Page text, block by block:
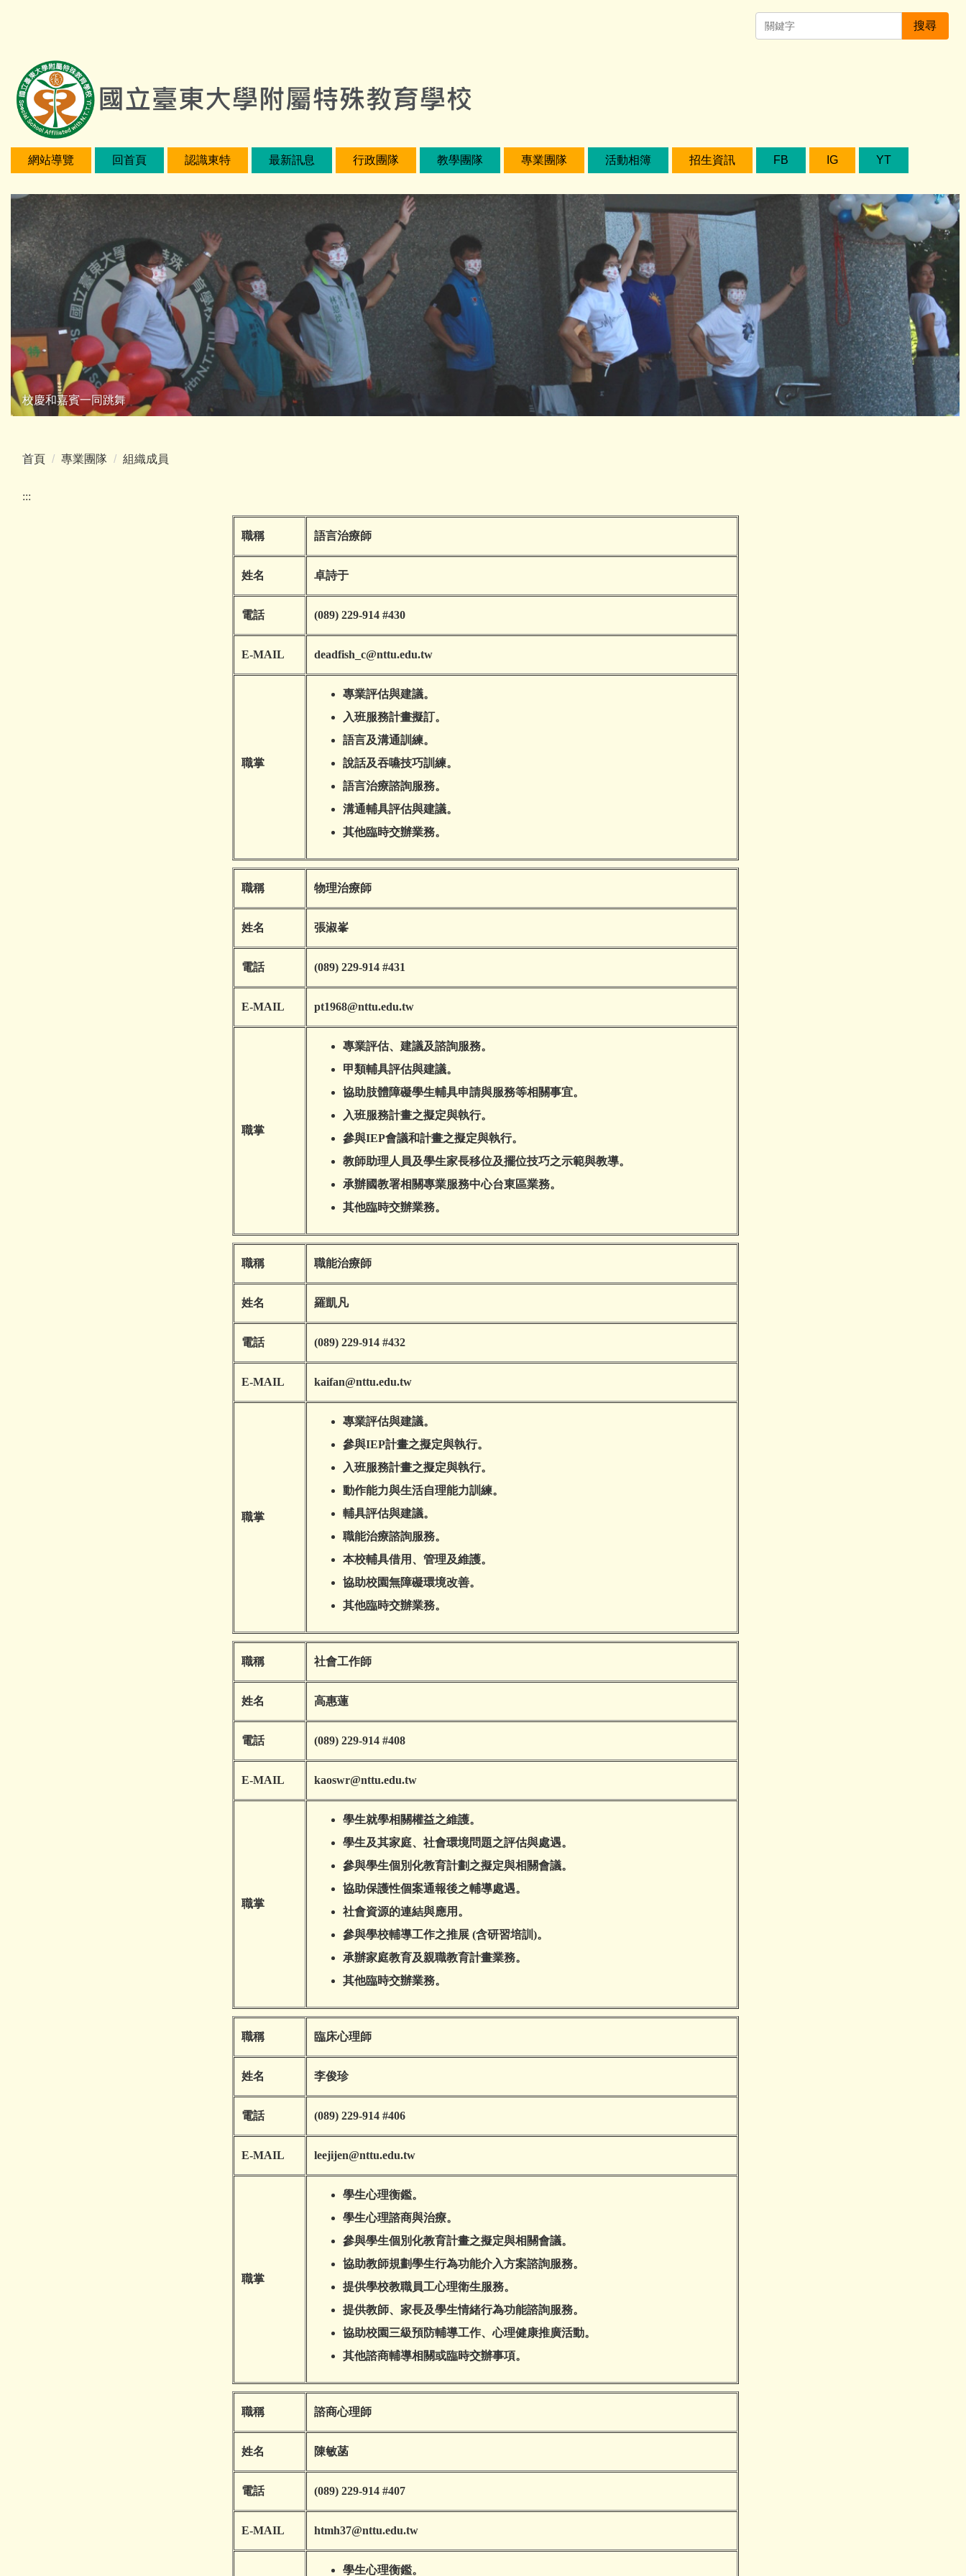
容
搜尋
網站導覽 回首頁 認識東特 最新訊息 行政團隊 教學團隊 專業團隊 活動相簿 招生資訊 FB IG YT
校慶和嘉賓一同跳舞
首頁 專業團隊 組織成員
:::
職稱 語言治療師
姓名 卓詩于
電話 (089) 229-914 #430
E-MAIL deadfish_c@nttu.edu.tw
職掌
專業評估與建議。
入班服務計畫擬訂。
語言及溝通訓練。
說話及吞嚥技巧訓練。
語言治療諮詢服務。
溝通輔具評估與建議。
其他臨時交辦業務。
職稱 物理治療師
姓名 張淑峯
電話 (089) 229-914 #431
E-MAIL pt1968@nttu.edu.tw
職掌
專業評估、建議及諮詢服務。
甲類輔具評估與建議。
協助肢體障礙學生輔具申請與服務等相關事宜。
入班服務計畫之擬定與執行。
參與IEP會議和計畫之擬定與執行。
教師助理人員及學生家長移位及擺位技巧之示範與教導。
承辦國教署相關專業服務中心台東區業務。
其他臨時交辦業務。
職稱 職能治療師
姓名 羅凱凡
電話 (089) 229-914 #432
E-MAIL kaifan@nttu.edu.tw
職掌
專業評估與建議。
參與IEP計畫之擬定與執行。
入班服務計畫之擬定與執行。
動作能力與生活自理能力訓練。
輔具評估與建議。
職能治療諮詢服務。
本校輔具借用、管理及維護。
協助校園無障礙環境改善。
其他臨時交辦業務。
職稱 社會工作師
姓名 高惠蓮
電話 (089) 229-914 #408
E-MAIL kaoswr@nttu.edu.tw
職掌
學生就學相關權益之維護。
學生及其家庭、社會環境問題之評估與處遇。
參與學生個別化教育計劃之擬定與相關會議。
協助保護性個案通報後之輔導處遇。
社會資源的連結與應用。
參與學校輔導工作之推展 (含研習培訓)。
承辦家庭教育及親職教育計畫業務。
其他臨時交辦業務。
職稱 臨床心理師
姓名 李俊珍
電話 (089) 229-914 #406
E-MAIL leejijen@nttu.edu.tw
職掌
學生心理衡鑑。
學生心理諮商與治療。
參與學生個別化教育計畫之擬定與相關會議。
協助教師規劃學生行為功能介入方案諮詢服務。
提供學校教職員工心理衛生服務。
提供教師、家長及學生情緒行為功能諮詢服務。
協助校園三級預防輔導工作、心理健康推廣活動。
其他諮商輔導相關或臨時交辦事項。
職稱 諮商心理師
姓名 陳敏菡
電話 (089) 229-914 #407
E-MAIL htmh37@nttu.edu.tw
學生心理衡鑑。